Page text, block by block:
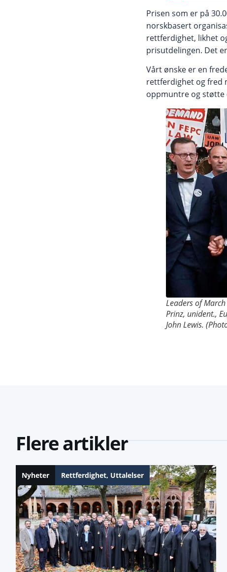
Prisen som er på
norskbasert
rettferdighet, likhet
prisutdelingen. Det
Vårt ønske er en
rettferdighet og fred
oppmuntre og støtte
Leaders of
Prinz, unident.,
John Lewis.
Flere artikler
Nyheter Rettferdighet, Uttalelser